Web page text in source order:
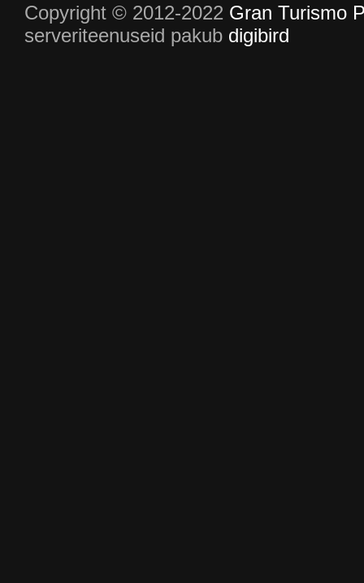
Copyright © 2012-2022 Gran Turismo
serveriteenuseid pakub digibird